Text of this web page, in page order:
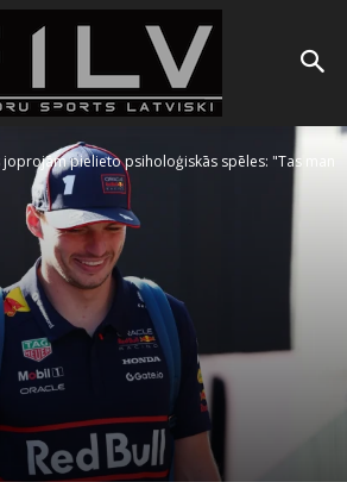
pielieto psiholoģiskās spēles: "Tas man